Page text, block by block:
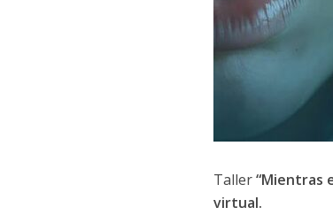
Taller“Mientras
virtual.